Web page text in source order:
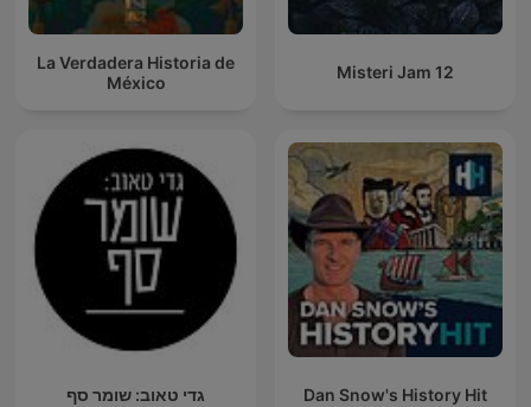
La Verdadera Historia de
México
Misteri Jam 12
גדי טאוב: שומר סף Dan Snow's History Hit